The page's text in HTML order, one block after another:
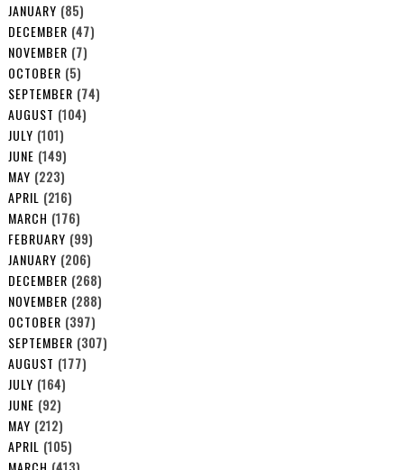
JANUARY (85)
DECEMBER (47)
NOVEMBER (7)
OCTOBER (5)
SEPTEMBER (74)
AUGUST (104)
JULY (101)
JUNE (149)
MAY (223)
APRIL (216)
MARCH (176)
FEBRUARY (99)
JANUARY (206)
DECEMBER (268)
NOVEMBER (288)
OCTOBER (397)
SEPTEMBER (307)
AUGUST (177)
JULY (164)
JUNE (92)
MAY (212)
APRIL (105)